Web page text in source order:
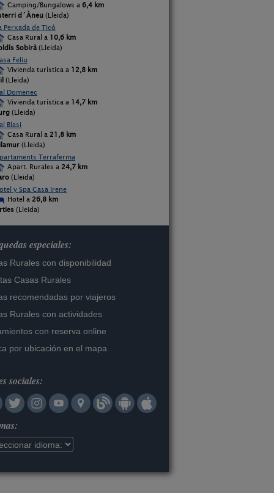
Camping/Bungalows a 6,4 km
d´Àneu (Lleida)
Perxada de Ticó
Casa Rural a 10,6 km
Sobirà (Lleida)
Feliu
Vivienda turística a 12,8 km
(Lleida)
Domenec
Vivienda turística a 14,7 km
(Lleida)
Blasi
Casa Rural a 21,8 km
(Lleida)
Terraferma
Apart. Rurales a 24,7 km
(Lleida)
y Spa Casa Irene
Hotel a 26,8 km
(Lleida)
especiales:
Rurales con disponibilidad
Casas Rurales
recomendadas por viajeros
Rurales con actividades
con reserva online
por ubicación en el mapa
sociales: